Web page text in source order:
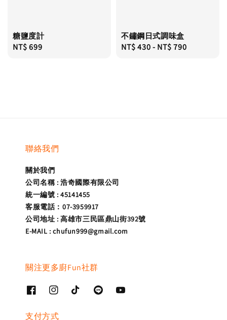
糖鹽度計
Regular
NT$ 699
不鏽鋼日式調味盒
Regular
NT$ 430- NT$ 790
聯絡我們
關於我們
公司名稱 : 浩奇國際有限公司
統一編號 : 45141455
客服電話：07-3959917
公司地址 : 高雄市三民區鼎山街392號
E-MAIL : chufun999@gmail.com
關注更多廚Fun社群
支付方式